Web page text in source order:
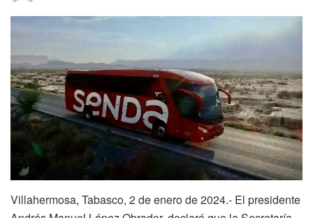
Villahermosa, Tabasco, 2 de enero de 2024.- El presidente